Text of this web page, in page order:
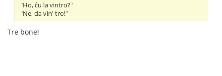
"Ho, ĉu la vintro?"
"Ne, da vin' tro!"
Tre bone!